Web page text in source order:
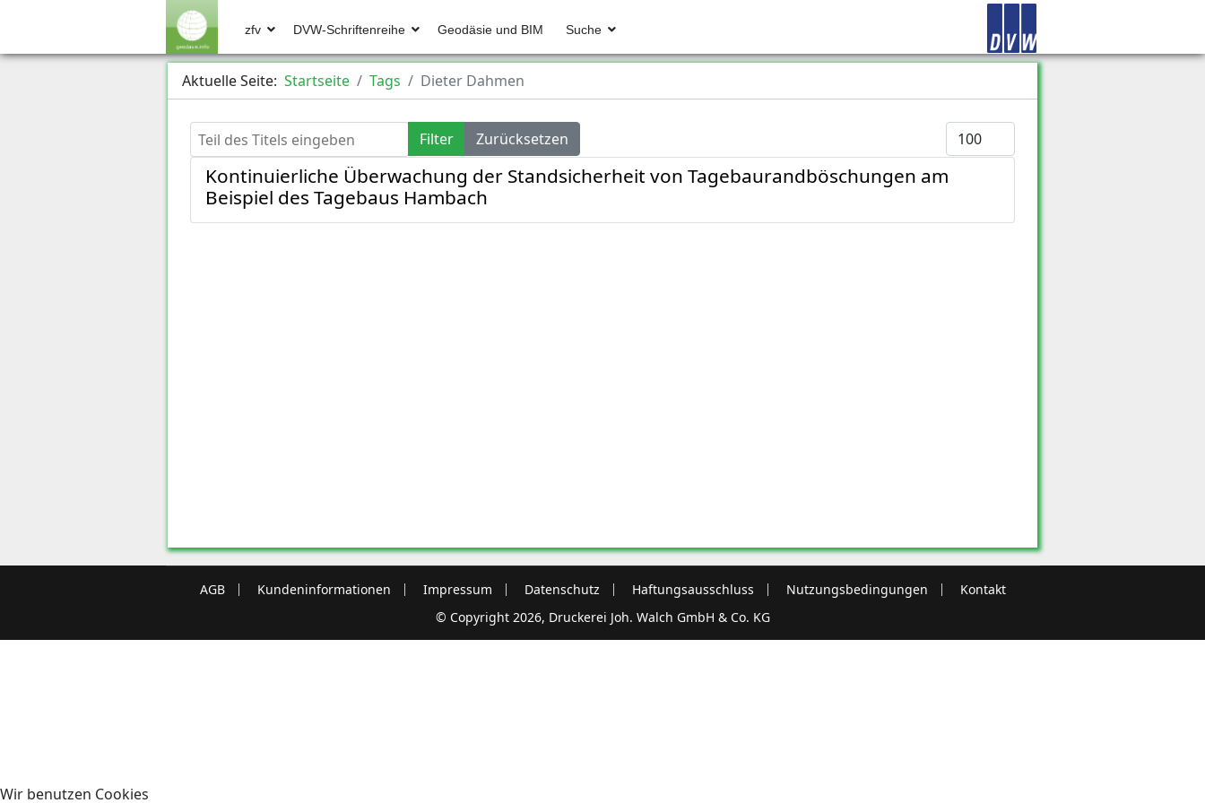
zfv DVW-Schriftenreihe Geodäsie und BIM Suche
Aktuelle Seite: Startseite Tags Dieter Dahmen
Teil des Titels eingeben Filter Zurücksetzen Anzeige #
Kontinuierliche Überwachung der Standsicherheit von Tagebaurandböschungen am
Beispiel des Tagebaus Hambach
AGB Kundeninformationen Impressum Datenschutz Haftungsausschluss Nutzungsbedingungen
Kontakt
© Copyright 2026, Druckerei Joh. Walch GmbH & Co. KG
Wir benutzen Cookies